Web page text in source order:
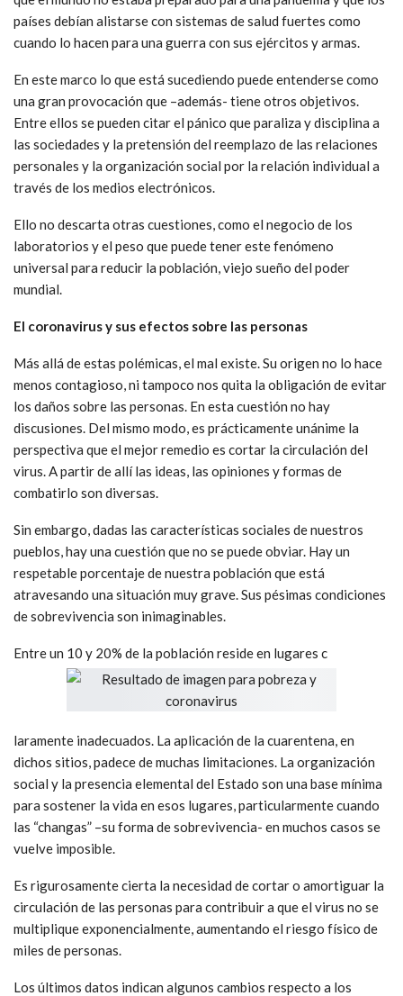
países debían alistarse con sistemas de salud fuertes como
cuando lo hacen para una guerra con sus ejércitos y armas.
En este marco lo que está sucediendo puede entenderse como
una gran provocación que –además- tiene otros objetivos.
Entre ellos se pueden citar el pánico que paraliza y disciplina a
las sociedades y la pretensión del reemplazo de las relaciones
personales y la organización social por la relación individual a
través de los medios electrónicos.
Ello no descarta otras cuestiones, como el negocio de los
laboratorios y el peso que puede tener este fenómeno
universal para reducir la población, viejo sueño del poder
mundial.
El coronavirus y sus efectos sobre las personas
Más allá de estas polémicas, el mal existe. Su origen no lo hace
menos contagioso, ni tampoco nos quita la obligación de evitar
los daños sobre las personas. En esta cuestión no hay
discusiones. Del mismo modo, es prácticamente unánime la
perspectiva que el mejor remedio es cortar la circulación del
virus. A partir de allí las ideas, las opiniones y formas de
combatirlo son diversas.
Sin embargo, dadas las características sociales de nuestros
pueblos, hay una cuestión que no se puede obviar. Hay un
respetable porcentaje de nuestra población que está
atravesando una situación muy grave. Sus pésimas condiciones
de sobrevivencia son inimaginables.
Entre un 10 y 20% de la población reside en lugares c
laramente inadecuados. La aplicación de la cuarentena, en
dichos sitios, padece de muchas limitaciones. La organización
social y la presencia elemental del Estado son una base mínima
para sostener la vida en esos lugares, particularmente cuando
las “changas” –su forma de sobrevivencia- en muchos casos se
vuelve imposible.
Es rigurosamente cierta la necesidad de cortar o amortiguar la
circulación de las personas para contribuir a que el virus no se
multiplique exponencialmente, aumentando el riesgo físico de
miles de personas.
Los últimos datos indican algunos cambios respecto a los